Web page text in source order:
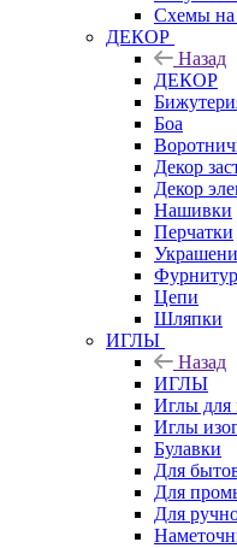
Схемы на
ДЕКОР
Назад
ДЕКОР
Боа
Декор
Декор
Нашивки
Перчатки
Цепи
Шляпки
ИГЛЫ
Назад
ИГЛЫ
Иглы для
Иглы
Булавки
Для
Для
Для